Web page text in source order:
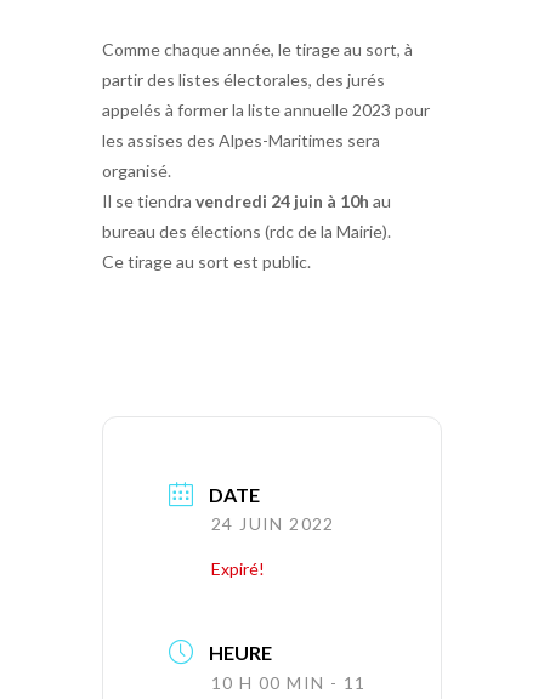
Comme chaque année, le tirage au sort, à
partir des listes électorales, des jurés
appelés à former la liste annuelle 2023 pour
les assises des Alpes-Maritimes sera
organisé.
Il se tiendra vendredi 24 juin à 10h au
bureau des élections (rdc de la Mairie).
Ce tirage au sort est public.
DATE
24 JUIN 2022
Expiré!
HEURE
10 H 00 MIN - 11